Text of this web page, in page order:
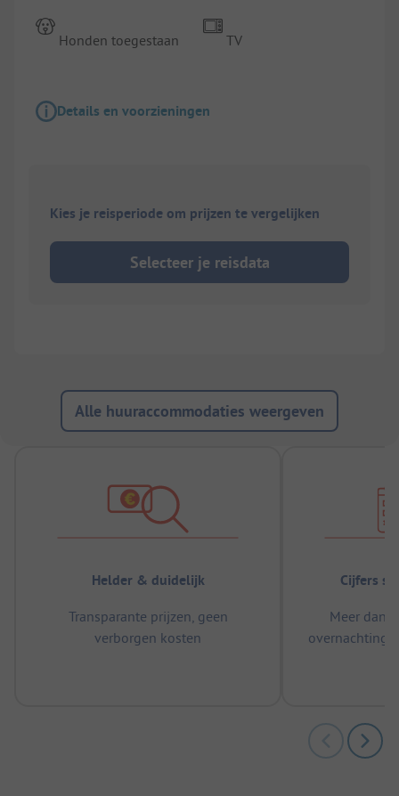
Honden toegestaan TV
Details en voorzieningen
Kies je reisperiode om prijzen te vergelijken
Selecteer je reisdata
Alle huuraccommodaties weergeven
Helder & duidelijk
Transparante prijzen, geen
verborgen kosten
Cijfers
Meer dan